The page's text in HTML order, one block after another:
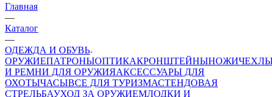
Главная
—
Каталог
—
ОДЕЖДА И ОБУВЬ
ОРУЖИЕПАТРОНЫОПТИКАКРОНШТЕЙНЫНОЖИ
И РЕМНИ ДЛЯ ОРУЖИЯАКСЕССУАРЫ ДЛЯ
ОХОТЫЧАСЫВСЕ ДЛЯ ТУРИЗМАСТЕНДОВАЯ
СТРЕЛЬБАУХОД ЗА ОРУЖИЕМЛОДКИ И